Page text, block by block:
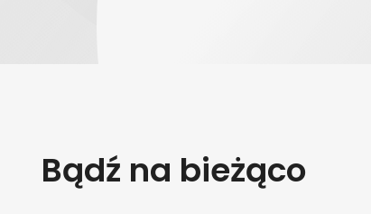
Bądź na bieżąco